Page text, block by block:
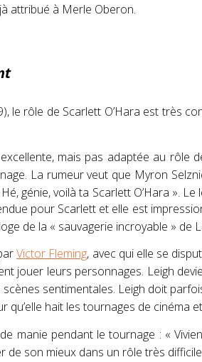
attribué à Merle Oberon.
le rôle de Scarlett O’Hara est très
mais pas adaptée au rôle
. La rumeur veut que Myron
génie, voilà ta Scarlett O’Hara ». Le
pour Scarlett et elle est
de la « sauvagerie incroyable » de
Victor Fleming, avec qui elle se
jouer leurs personnages. Leigh
sentimentales. Leigh doit
hait les tournages de cinéma
manie pendant le tournage : «
de son mieux dans un rôle très